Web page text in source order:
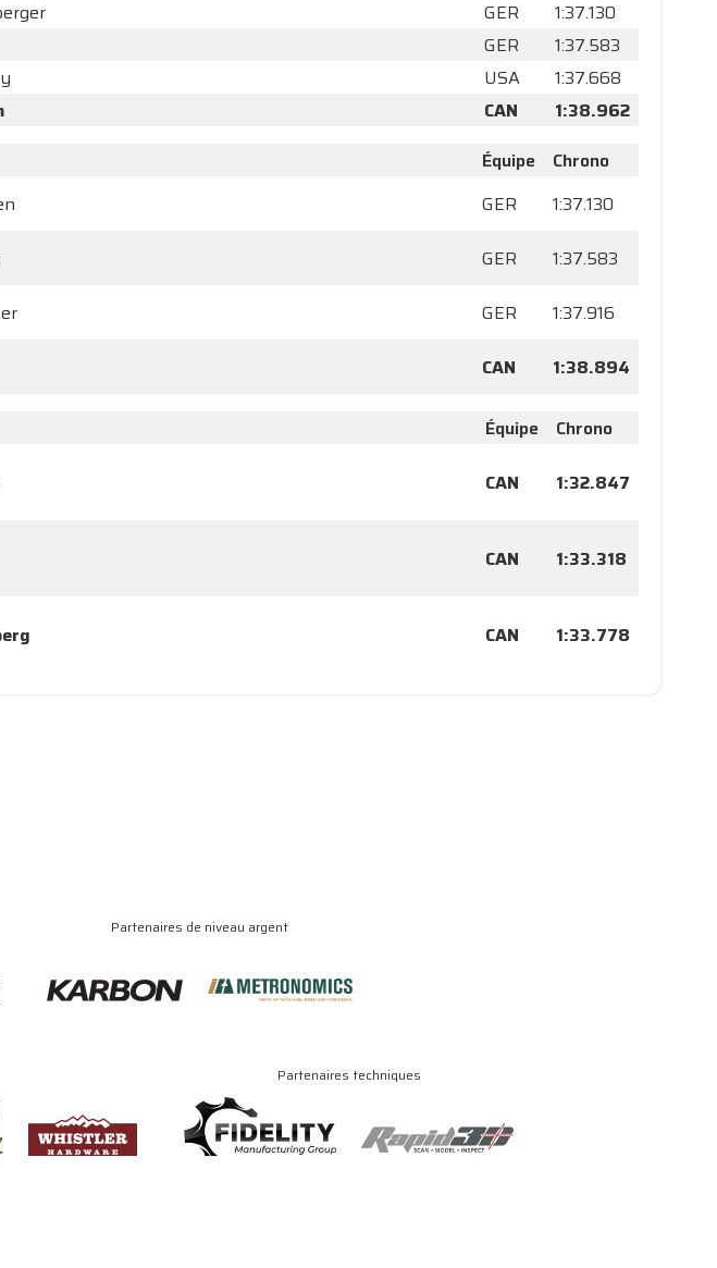
GER
1:37.130
GER
1:37.583
USA
1:37.668
CAN
1:38.962
Équipe
Chrono
GER
1:37.130
GER
1:37.583
GER
1:37.916
CAN 1:38.894
Équipe
Chrono
CAN
1:32.847
CAN
1:33.318
CAN 1:33.778
Partenaires de niveau argent
Partenaires techniques